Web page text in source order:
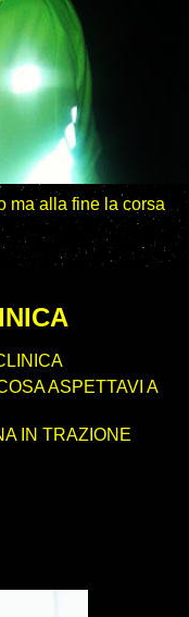
ma alla fine la corsa
ASPETTAVI A
IN TRAZIONE